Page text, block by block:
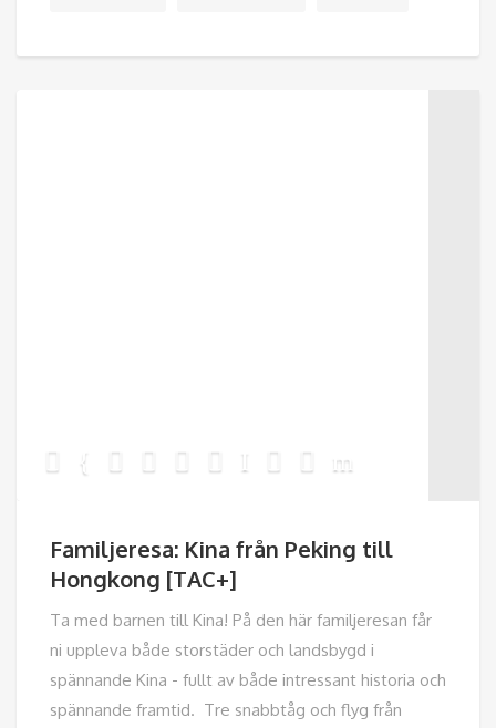
Familjeresa: Kina från Peking till
Hongkong [TAC+]
Ta med barnen till Kina! På den här familjeresan får
ni uppleva både storstäder och landsbygd i
spännande Kina - fullt av både intressant historia och
spännande framtid. Tre snabbtåg och flyg från